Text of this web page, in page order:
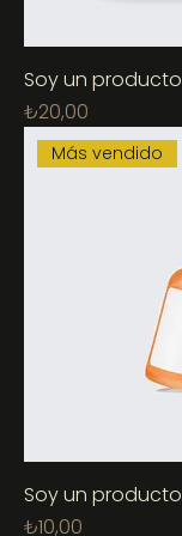
Soy un producto
Fiyat
₺20,00
Más vendido
Soy un producto
Fiyat
₺10,00